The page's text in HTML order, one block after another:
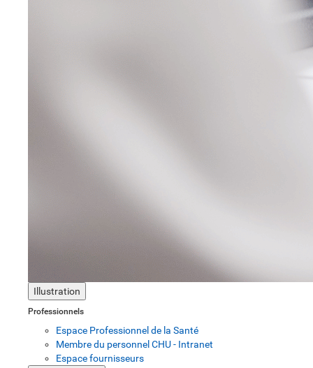
Illustration
Professionnels
Espace Professionnel de la Santé
Membre du personnel CHU - Intranet
Espace fournisseurs